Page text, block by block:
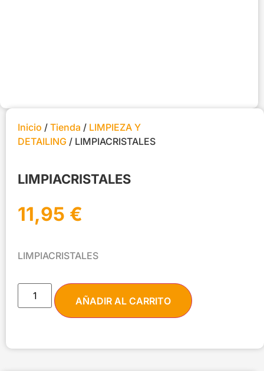
Inicio / Tienda / LIMPIEZA Y
DETAILING / LIMPIACRISTALES
LIMPIACRISTALES
11,95 €
LIMPIACRISTALES
AÑADIR AL CARRITO